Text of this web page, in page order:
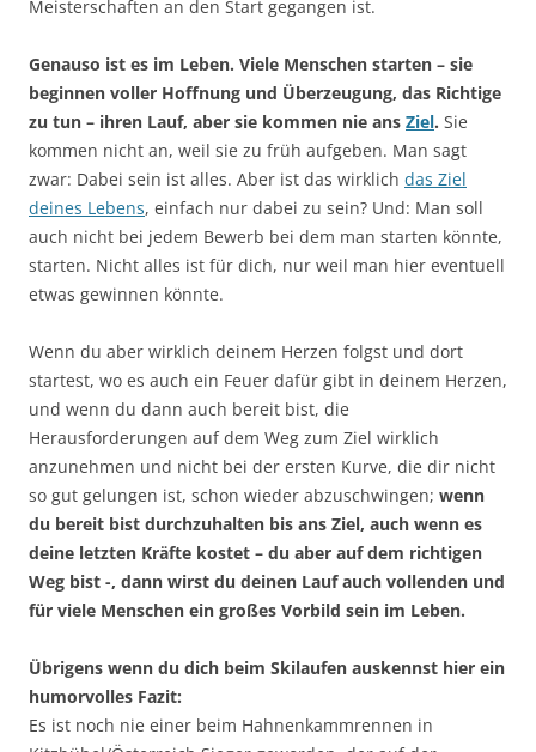
Meisterschaften an den Start gegangen ist.
Genauso ist es im Leben. Viele Menschen starten – sie
beginnen voller Hoffnung und Überzeugung, das Richtige
zu tun – ihren Lauf, aber sie kommen nie ans Ziel. Sie
kommen nicht an, weil sie zu früh aufgeben. Man sagt
zwar: Dabei sein ist alles. Aber ist das wirklich das Ziel
deines Lebens, einfach nur dabei zu sein? Und: Man soll
auch nicht bei jedem Bewerb bei dem man starten könnte,
starten. Nicht alles ist für dich, nur weil man hier eventuell
etwas gewinnen könnte.
Wenn du aber wirklich deinem Herzen folgst und dort
startest, wo es auch ein Feuer dafür gibt in deinem Herzen,
und wenn du dann auch bereit bist, die
Herausforderungen auf dem Weg zum Ziel wirklich
anzunehmen und nicht bei der ersten Kurve, die dir nicht
so gut gelungen ist, schon wieder abzuschwingen; wenn
du bereit bist durchzuhalten bis ans Ziel, auch wenn es
deine letzten Kräfte kostet – du aber auf dem richtigen
Weg bist -, dann wirst du deinen Lauf auch vollenden und
für viele Menschen ein großes Vorbild sein im Leben.
Übrigens wenn du dich beim Skilaufen auskennst hier ein
humorvolles Fazit:
Es ist noch nie einer beim Hahnenkammrennen in